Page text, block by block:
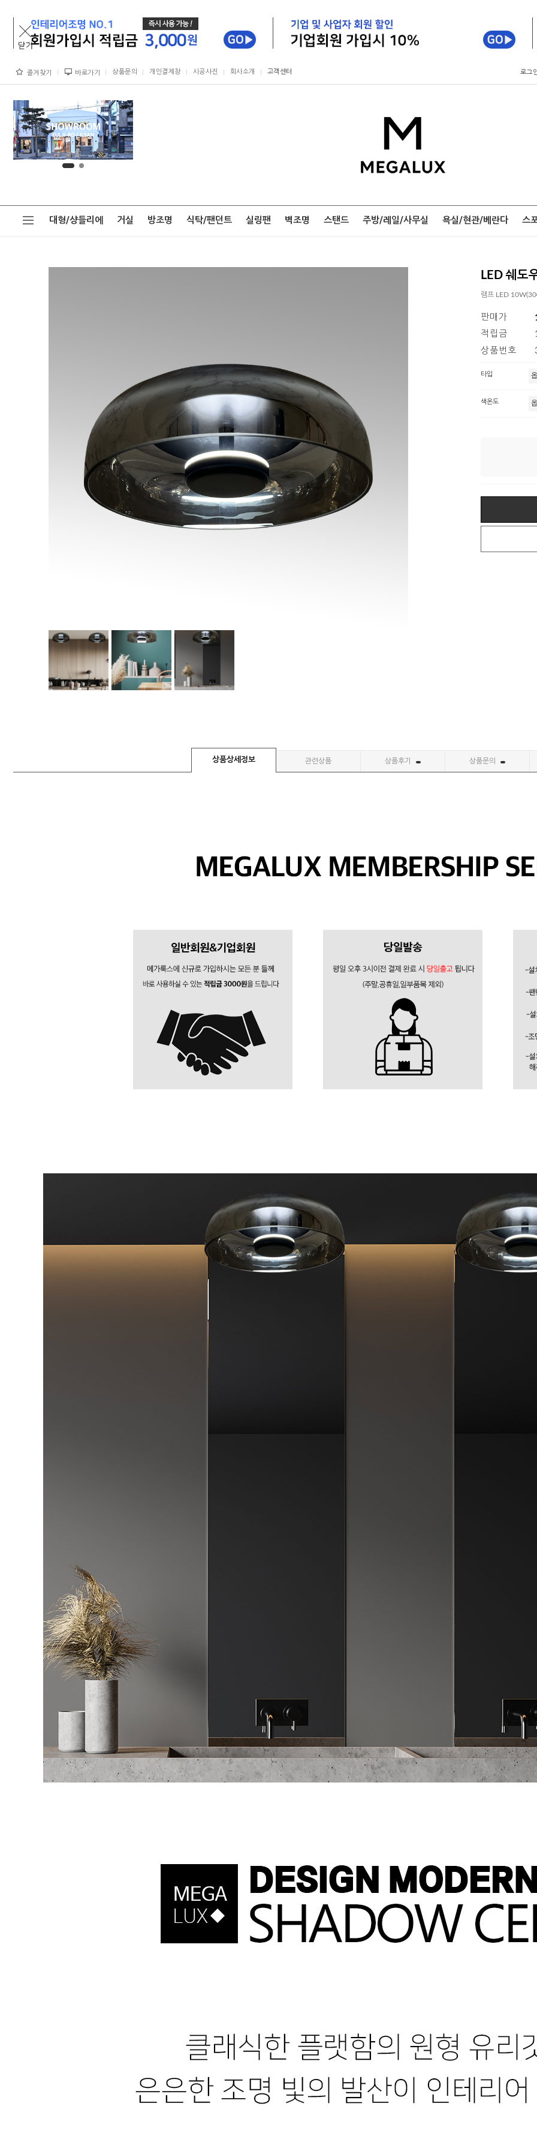
즐겨찾기 바로가기 상품문의 개인결제창 시공사진 회사소개 고객센터 로그
대형/샹들리에 거실 방조명 식탁/팬던트 실링팬 벽조명 스탠드 주방/레일/사무실 욕실/현관/베란다 스
LED 쉐도
램프 LED
판매가
적립금
상품번호
타입
색온도
상품상세정보 관련상품 상품후기 상품문의